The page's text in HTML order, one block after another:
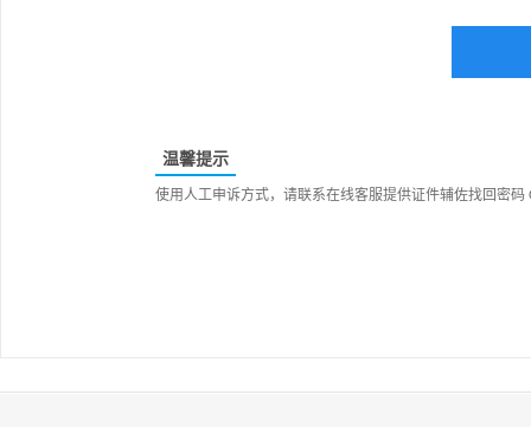
温馨提示
使用人工申诉方式，请联系在线客服提供证件辅佐找回密